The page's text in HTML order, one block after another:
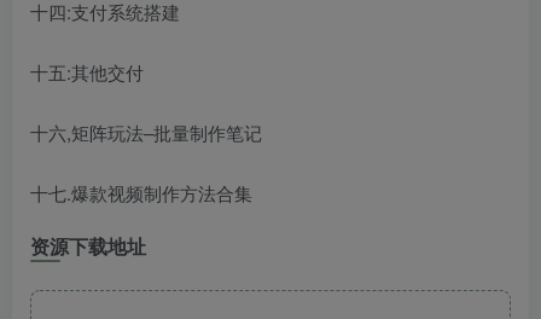
十四:支付系统搭建
十五:其他交付
十六,矩阵玩法–批量制作笔记
十七.爆款视频制作方法合集
资源下载地址